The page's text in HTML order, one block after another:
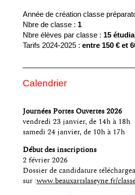
Année de création classe
Nbre de classe : 1
Nbre élèves par classe : 15
Tarifs 2024-2025 : entre 150 € et
Calendrier
Journées Portes Ouvertes 2026
vendredi 23 janvier, de 14h à 18h
samedi 24 janvier, de 10h à 17h
Début des inscriptions
2 février 2026
Dossier de candidature
sur :www.beauxartslaseyne.fr/